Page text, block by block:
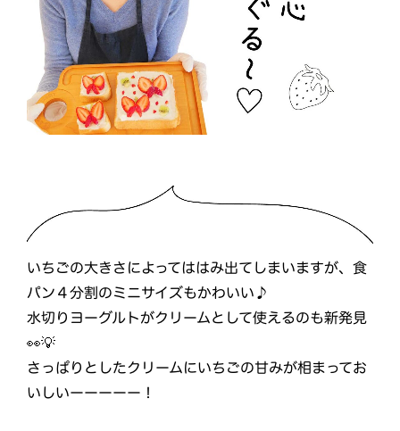
いちごの大きさによってははみ出てしまいますが、食
パン４分割のミニサイズもかわいい♪
水切りヨーグルトがクリームとして使えるのも新発見
👀💡
さっぱりとしたクリームにいちごの甘みが相まってお
いしいーーーーー！